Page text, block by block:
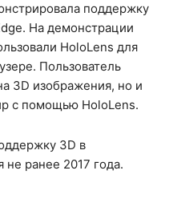
поддержку
На демонстрации
HoloLens для
Пользователь
3D изображения, но и
с помощью HoloLens.
3D в
ранее 2017 года.